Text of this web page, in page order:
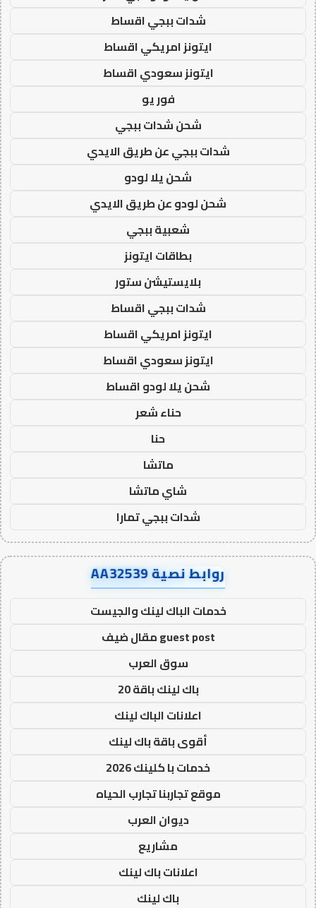
شدات ببجي اقساط
ايتونز امريكي اقساط
ايتونز سعودي اقساط
فور يو
شحن شدات ببجي
شدات ببجي عن طريق الايدي
شحن يلا لودو
شحن لودو عن طريق الايدي
شعبية ببجي
بطاقات ايتونز
بلايستيشن ستور
شدات ببجي اقساط
ايتونز امريكي اقساط
ايتونز سعودي اقساط
شحن يلا لودو اقساط
حناء شعر
حنا
ماتشا
شاي ماتشا
شدات ببجي تمارا
روابط نصية AA32539
خدمات الباك لينك والجيست
guest post مقال ضيف
سوق العرب
باك لينك باقة 20
اعلانات الباك لينك
أقوى باقة باك لينك
خدمات با كلينك 2026
موقع تجاربنا تجارب الحياه
ديوان العرب
مشاريع
اعلانات باك لينك
باك لينك